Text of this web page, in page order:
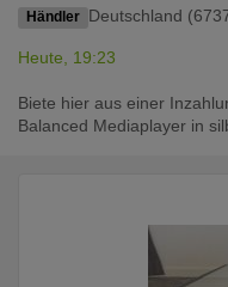
Händler Deutschland
Heute, 19:23
Biete hier aus einer
Balanced Mediaplayer in